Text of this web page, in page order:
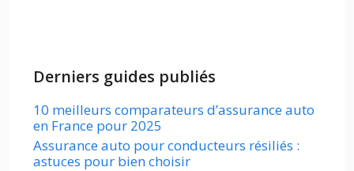
Derniers guides publiés
10 meilleurs comparateurs d’assurance auto
en France pour 2025
Assurance auto pour conducteurs résiliés :
astuces pour bien choisir